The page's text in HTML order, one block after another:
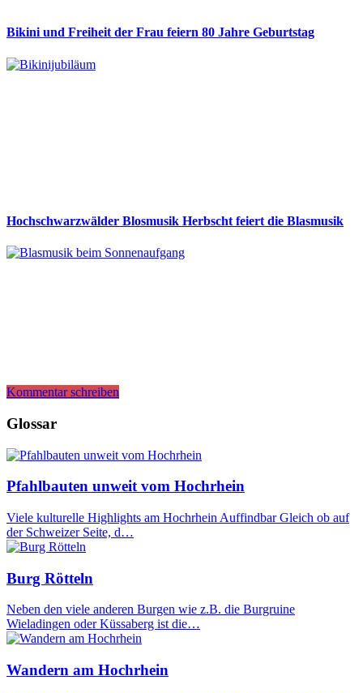
Bikini und Freiheit der Frau feiern 80 Jahre Geburtstag
Hochschwarzwälder Blosmusik Herbscht feiert die Blasmusik
Kommentar schreiben
Glossar
Pfahlbauten unweit vom Hochrhein
Viele kulturelle Highlights am Hochrhein Auffindbar Gleich ob auf
der Schweizer Seite, d…
Burg Rötteln
Neben den viele anderen Burgen wie z.B. die Burgruine
Wieladingen oder Küssaberg ist die…
Wandern am Hochrhein